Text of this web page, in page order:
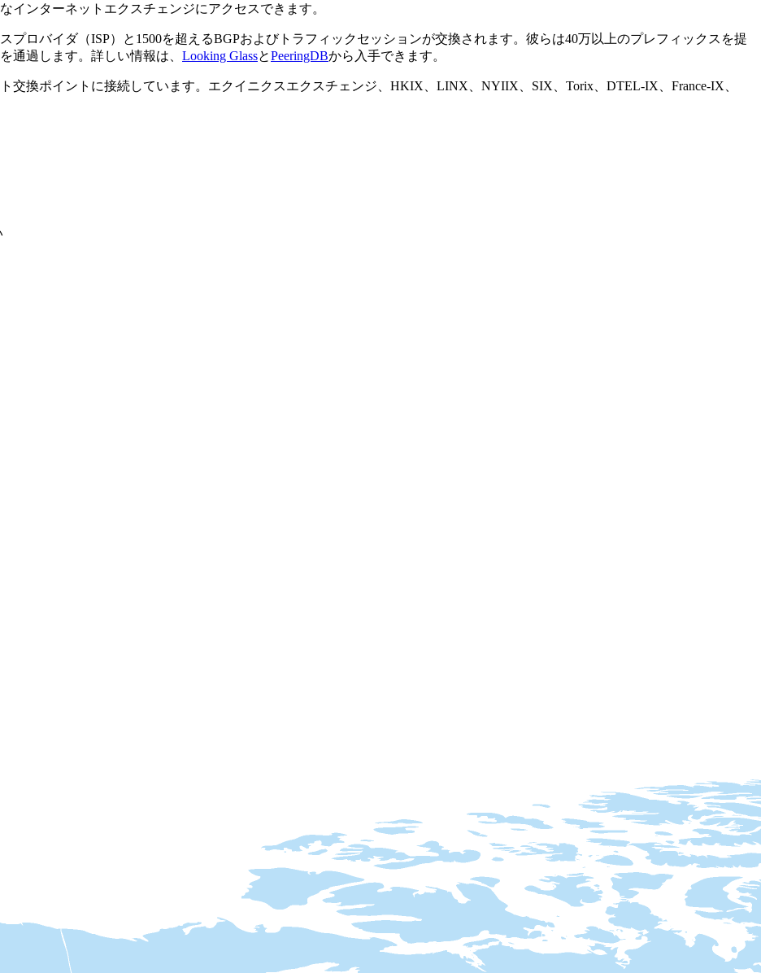
インターネットエクスチェンジにアクセスできます。
プロバイダ（ISP）と1500を超えるBGPおよびトラフィックセッションが交換されます。彼らは40万以上のプレフィックスを提
通過します。詳しい情報は、 Looking GlassとPeeringDBから入手できます。
交換ポイントに接続しています。エクイニクスエクスチェンジ、HKIX、LINX、NYIIX、SIX、Torix、DTEL-IX、France-IX、